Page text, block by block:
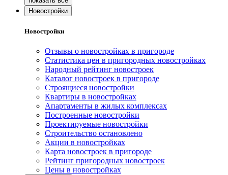
Новостройки
Новостройки
Отзывы о новостройках в пригороде
Статистика цен в пригородных новостройках
Народный рейтинг новостроек
Каталог новостроек в пригороде
Строящиеся новостройки
Квартиры в новостройках
Апартаменты в жилых комплексах
Построенные новостройки
Проектируемые новостройки
Строительство остановлено
Акции в новостройках
Карта новостроек в пригороде
Рейтинг пригородных новостроек
Цены в новостройках